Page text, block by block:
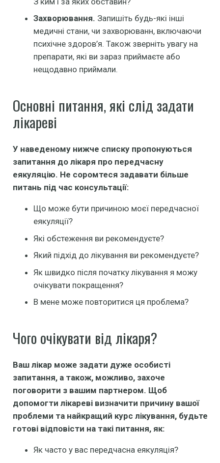
Захворювання. Запишіть будь-які інші
медичні стани, чи захворюванн, включаючи
психічне здоров’я. Також зверніть увагу на
препарати, які ви зараз приймаєте або
нещодавно приймали.
Основні питання, які слід задати
лікареві
У наведеному нижче списку пропонуються
запитання до лікаря про передчасну
еякуляцію. Не соромтеся задавати більше
питань під час консультації:
Що може бути причиною моєї передчасної
еякуляції?
Які обстеження ви рекомендуєте?
Який підхід до лікування ви рекомендуєте?
Як швидко після початку лікування я можу
очікувати покращення?
В мене може повторитися ця проблема?
Чого очікувати від лікаря?
Ваш лікар може задати дуже особисті
запитання, а також, можливо, захоче
поговорити з вашим партнером. Щоб
допомогти лікареві визначити причину вашої
проблеми та найкращий курс лікування, будьте
готові відповісти на такі питання, як:
Як часто у вас передчасна еякуляція?